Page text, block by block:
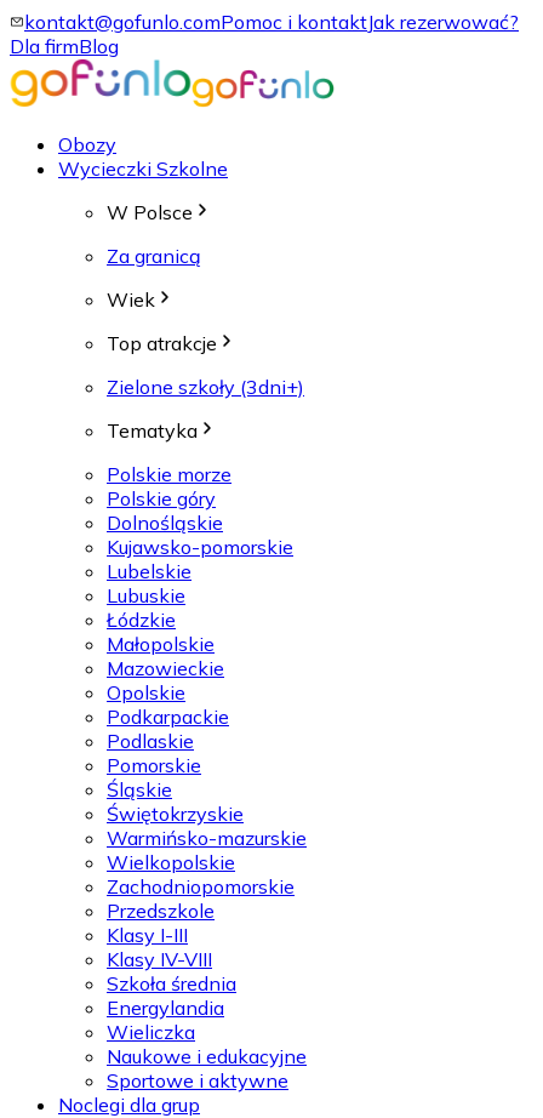
kontakt@gofunlo.comPomoc i kontaktJak rezerwować?
Dla firmBlog
Obozy
Wycieczki Szkolne
W Polsce
Za granicą
Wiek
Top atrakcje
Zielone szkoły (3dni+)
Tematyka
Polskie morze
Polskie góry
Dolnośląskie
Kujawsko-pomorskie
Lubelskie
Lubuskie
Łódzkie
Małopolskie
Mazowieckie
Opolskie
Podkarpackie
Podlaskie
Pomorskie
Śląskie
Świętokrzyskie
Warmińsko-mazurskie
Wielkopolskie
Zachodniopomorskie
Przedszkole
Klasy I-III
Klasy IV-VIII
Szkoła średnia
Energylandia
Wieliczka
Naukowe i edukacyjne
Sportowe i aktywne
Noclegi dla grup